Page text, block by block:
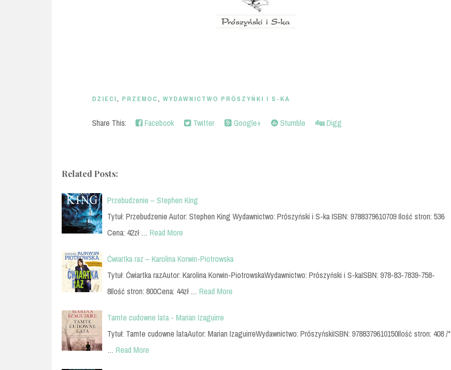
DZIECI, PRZEMOC, WYDAWNICTWO PRÓSZYŃKI I S-KA
Share This: Facebook Twitter Google+ Stumble Digg
Related Posts:
Przebudzenie – Stephen King
Tytuł: Przebudzenie Autor: Stephen King Wydawnictwo: Prószyński i S-ka ISBN: 9788379610709 Ilość stron: 536
Cena: 42zł … Read More
Ćwiartka raz – Karolina Korwin-Piotrowska
Tytuł: Ćwiartka razAutor: Karolina Korwin-PiotrowskaWydawnictwo: Prószyński i S-kaISBN: 978-83-7839-758-
8Ilość stron: 800Cena: 44zł … Read More
Tamte cudowne lata - Marian Izaguirre
Tytuł: Tamte cudowne lataAutor: Marian IzaguirreWydawnictwo: PrószyńskiISBN: 9788379610150Ilość stron: 408 /*
… Read More